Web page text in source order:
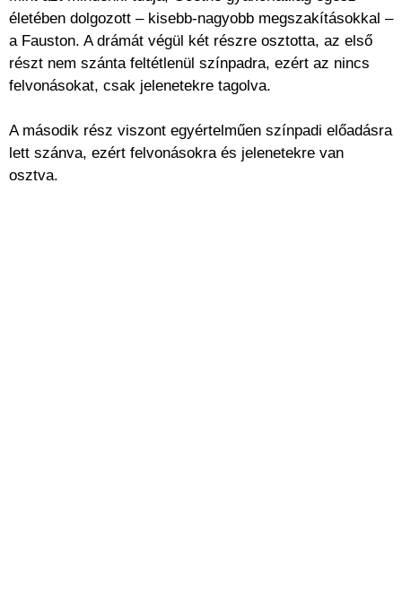
életében dolgozott – kisebb-nagyobb megszakításokkal –
a Fauston. A drámát végül két részre osztotta, az első
részt nem szánta feltétlenül színpadra, ezért az nincs
felvonásokat, csak jelenetekre tagolva.
A második rész viszont egyértelműen színpadi előadásra
lett szánva, ezért felvonásokra és jelenetekre van
osztva.